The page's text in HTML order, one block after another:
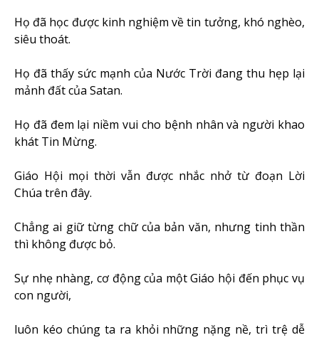
Họ đã học được kinh nghiệm về tin tưởng, khó nghèo,
siêu thoát.
Họ đã thấy sức mạnh của Nước Trời đang thu hẹp lại
mảnh đất của Satan.
Họ đã đem lại niềm vui cho bệnh nhân và người khao
khát Tin Mừng.
Giáo Hội mọi thời vẫn được nhắc nhở từ đoạn Lời
Chúa trên đây.
Chẳng ai giữ từng chữ của bản văn, nhưng tinh thần
thì không được bỏ.
Sự nhẹ nhàng, cơ động của một Giáo hội đến phục vụ
con người,
luôn kéo chúng ta ra khỏi những nặng nề, trì trệ dễ